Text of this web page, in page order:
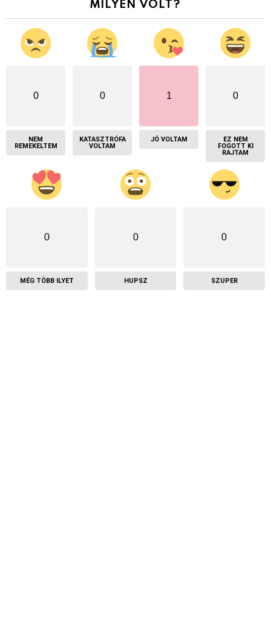
MILYEN VOLT?
0
NEM
REMEKELTEM
0
KATASZTRÓFA
VOLTAM
1
JÓ VOLTAM
0
EZ NEM
FOGOTT KI
RAJTAM
0
MÉG TÖBB ILYET
0
HUPSZ
0
SZUPER